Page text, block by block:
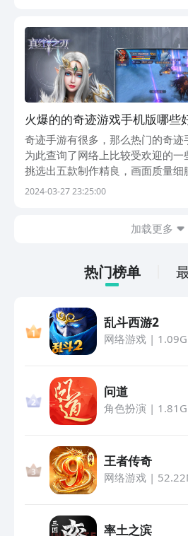
里，...
火爆的的奇迹游戏手机版哪些
奇迹手游分享下载
奇迹手游有很多，那么热门的奇
为此查询了网络上比较受欢迎的
挑选出五款制作精良，画面质量
的手游，如果你也同样对这类游戏
2024-03-27 23:25:00
加载更多
热门榜单
乱斗西游2
网络游戏|
问道
角色扮演 |
王者传奇
网络游戏|
率土之滨